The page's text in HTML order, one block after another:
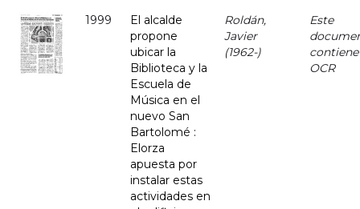
1999
El alcalde
propone
ubicar la
Biblioteca y la
Escuela de
Música en el
nuevo San
Bartolomé :
Elorza
apuesta por
instalar estas
actividades en
Roldán,
Javier
(1962-)
Este
contiene
OCR